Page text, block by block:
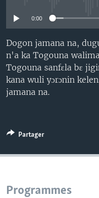
0:00
Dogon jamana na,
n'a ka Togouna
Togouna sanfɛla bɛ
kana wuli yɔrɔnin
jamana na.
Partager
Programmes